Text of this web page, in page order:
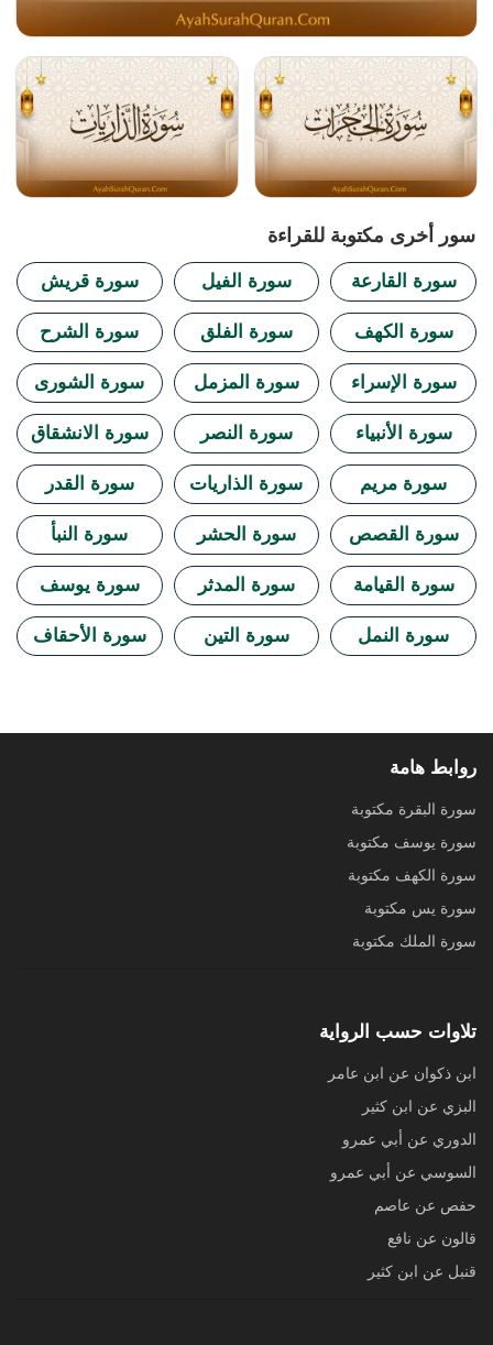
سور أخرى مكتوبة للقراءة
سورة قريش سورة الفيل سورة القارعة
سورة الشرح سورة الفلق سورة الكهف
سورة الشورى سورة المزمل سورة الإسراء
سورة الانشقاق سورة النصر سورة الأنبياء
سورة القدر سورة الذاريات سورة مريم
سورة النبأ سورة الحشر سورة القصص
سورة يوسف سورة المدثر سورة القيامة
سورة الأحقاف سورة التين سورة النمل
روابط هامة
سورة البقرة مكتوبة
سورة يوسف مكتوبة
سورة الكهف مكتوبة
سورة يس مكتوبة
سورة الملك مكتوبة
تلاوات حسب الرواية
ابن ذكوان عن ابن عامر
البزي عن ابن كثير
الدوري عن أبي عمرو
السوسي عن أبي عمرو
حفص عن عاصم
قالون عن نافع
قنبل عن ابن كثير